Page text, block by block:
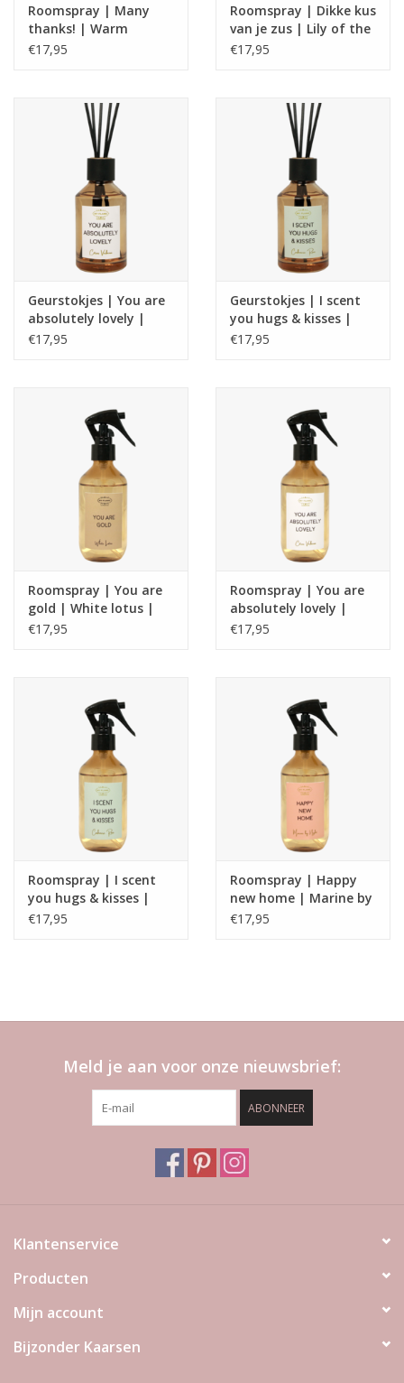
Roomspray | Many
thanks! | Warm
Patchouli | My flame
€17,95
Roomspray | Dikke kus
van je zus | Lily of the
valley | My flame
€17,95
Geurstokjes | You are
absolutely lovely |
Citrus Verbena| My
€17,95
Geurstokjes | I scent
you hugs & kisses |
Cashmere rose | My
€17,95
Roomspray | You are
gold | White lotus |
My flame
€17,95
Roomspray | You are
absolutely lovely |
Citrus Verbena | My
€17,95
Roomspray | I scent
you hugs & kisses |
Cashmere rose | My
€17,95
Roomspray | Happy
new home | Marine by
night | My flame
€17,95
Meld je aan voor onze nieuwsbrief:
ABONNEER
Klantenservice
Producten
Mijn account
Bijzonder Kaarsen